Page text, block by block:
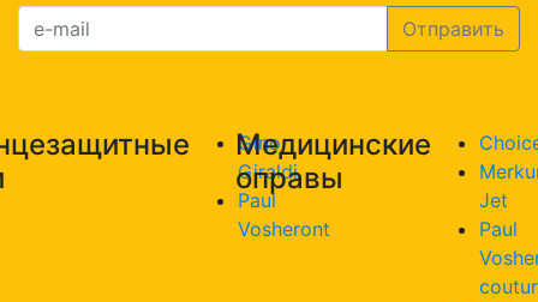
Gino
Giraldi
Paul
Vosheront
Медицинские
оправы
Jet
Paul